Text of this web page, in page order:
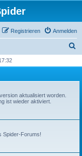
Anmelden
Registrieren
h
aktualisiert worden.
ist wieder aktiviert.
Spider-Forums!